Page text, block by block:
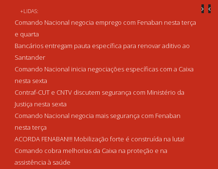
+LIDAS:
Comando Nacional negocia emprego com Fenaban nesta terça
e quarta
Bancários entregam pauta específica para renovar aditivo ao
Santander
Comando Nacional inicia negociações específicas com a Caixa
nesta sexta
Contraf-CUT e CNTV discutem segurança com Ministério da
Justiça nesta sexta
Comando Nacional negocia mais segurança com Fenaban
nesta terça
ACORDA FENABAN!!! Mobilização forte é construída na luta!
Comando cobra melhorias da Caixa na proteção e na
assistência à saúde